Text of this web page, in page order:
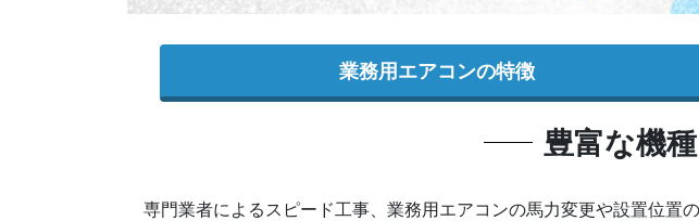
業務用エアコンの特徴
豊富な機
専門業者によるスピード工事、業務用エアコンの馬力変更や設置位